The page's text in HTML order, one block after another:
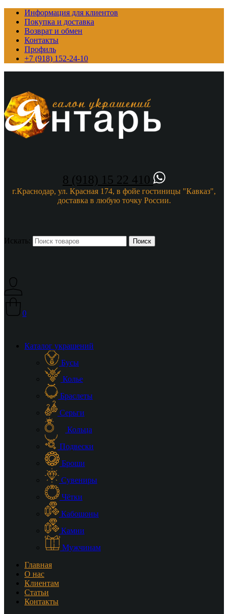
Информация для клиентов
Покупка и доставка
Возврат и обмен
Контакты
Профиль
+7 (918) 152-24-10
8 (918) 15 22 410
г.Краснодар, ул. Красная 174, в фойе гостиницы "Кавказ",
доставка в любую точку России.
Искать:
0
Каталог украшений
Бусы
Колье
Браслеты
Серьги
Кольца
Подвески
Броши
Сувениры
Чётки
Кабошоны
Камни
Мужчинам
Главная
О нас
Клиентам
Статьи
Контакты